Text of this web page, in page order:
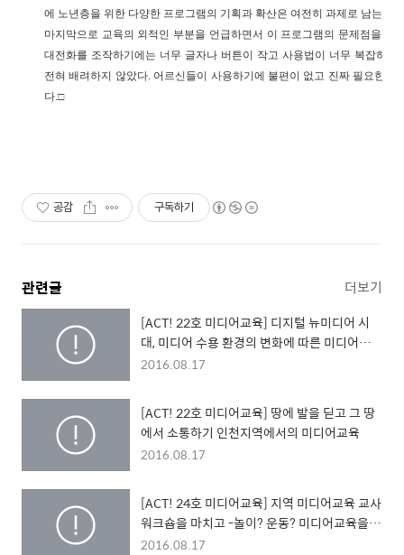
에 노년층을 위한 다양한 프로그램의 기획과 확산은 여전히 과제로 남는다.
마지막으로 교육의 외적인 부분을 언급하면서 이 프로그램의 문제점을 희
대전화를 조작하기에는 너무 글자나 버튼이 작고 사용법이 너무 복잡하다
전혀 배려하지 않았다. 어르신들이 사용하기에 불편이 없고 진짜 필요한
다.□
공감 구독하기
관련글 더보기
[ACT! 22호 미디어교육] 디지털 뉴미디어 시
대, 미디어 수용 환경의 변화에 따른 미디어교육
실천의 변화 방향
2016.08.17
[ACT! 22호 미디어교육] 땅에 발을 딛고 그 땅
에서 소통하기 인천지역에서의 미디어교육
2016.08.17
[ACT! 24호 미디어교육] 지역 미디어교육 교사
워크숍을 마치고 -놀이? 운동? 미디어교육을
다시 생각하다-
2016.08.17